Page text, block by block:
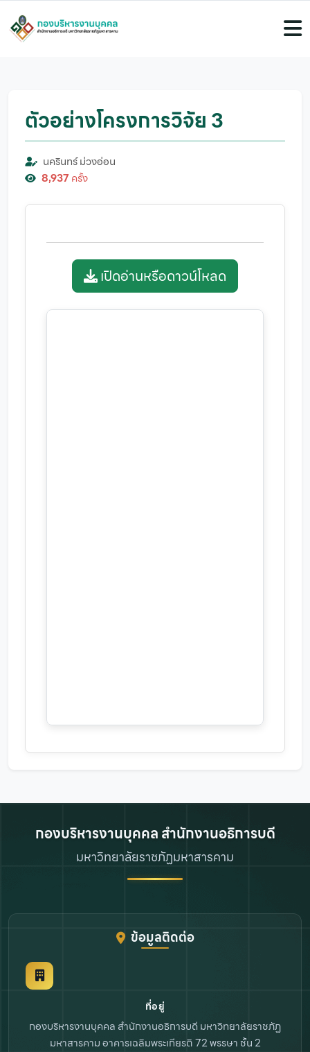
ตัวอย่างโครงการวิจัย 3
นครินทร์ ม่วงอ่อน
8,937ครั้ง
เปิดอ่านหรือดาวน์โหลด
กองบริหารงานบุคคล สำนักงานอธิการบดี
มหาวิทยาลัยราชภัฏมหาสารคาม
ข้อมูลติดต่อ
ที่อยู่
กองบริหารงานบุคคล สำนักงานอธิการบดีมหาวิทยาลัยราชภัฏ
มหาสารคามอาคารเฉลิมพระเกียรติ 72 พรรษา ชั้น 2